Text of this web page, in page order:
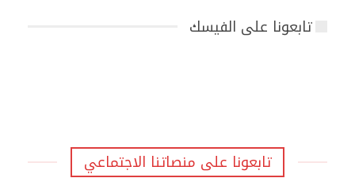
تابعونا على الفيسك
تابعونا على منصاتنا الاجتماعي